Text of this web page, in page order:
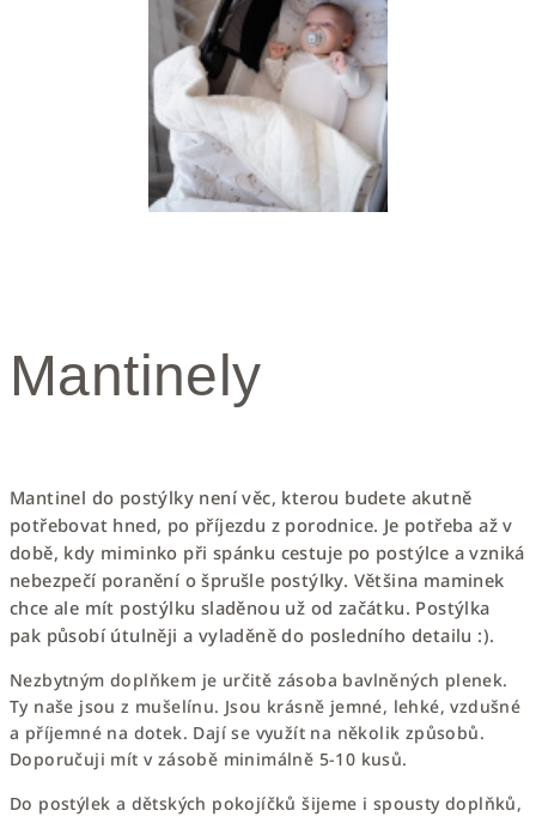
Mantinely
Mantinel do postýlky není věc, kterou budete akutně
potřebovat hned, po příjezdu z porodnice. Je potřeba až v
době, kdy miminko při spánku cestuje po postýlce a vzniká
nebezpečí poranění o šprušle postýlky. Většina maminek
chce ale mít postýlku sladěnou už od začátku. Postýlka
pak působí útulněji a vyladěně do posledního detailu :).
Nezbytným doplňkem je určitě zásoba bavlněných plenek.
Ty naše jsou z mušelínu. Jsou krásně jemné, lehké, vzdušné
a příjemné na dotek. Dají se využít na několik způsobů.
Doporučuji mít v zásobě minimálně 5-10 kusů.
Do postýlek a dětských pokojíčků šijeme i spousty doplňků,